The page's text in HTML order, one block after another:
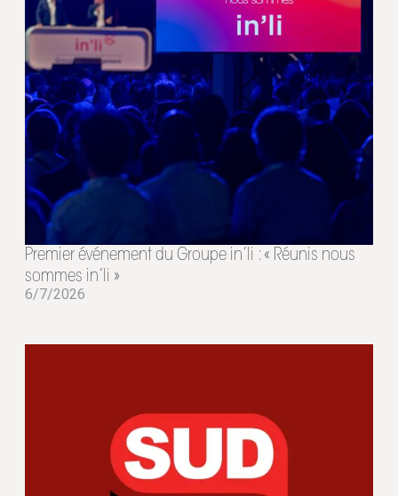
Premier événement du Groupe in’li : « Réunis nous
sommes in’li »
6/7/2026